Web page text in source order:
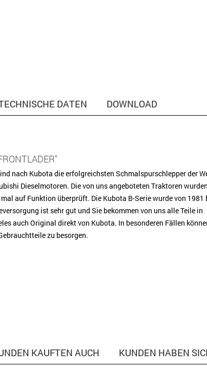
DATEN DOWNLOAD
nach Kubota die erfolgreichsten Schmalspurschlepper der
Dieselmotoren. Die von uns angeboteten Traktoren
auf Funktion überprüft. Die Kubota B-Serie wurde von 1981
ist sehr gut und Sie bekommen von uns alle Teile in
auch Original direkt von Kubota. In besonderen Fällen
zu besorgen.
KAUFTEN AUCH KUNDEN HABEN